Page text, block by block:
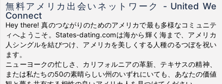
無料アメリカ出会いネットワーク - United We
Connect
Hey there! 真のつながりのためのアメリカで最も多様なコミュニテ
ィへようこそ。States-dating.comは海から輝く海まで、アメリカ
人シングルを結びつけ、アメリカを美しくする人種のるつぼを祝い
ます。
ニューヨークの忙しさ、カリフォルニアの革新、テキサスの精神、
または私たちの50の素晴らしい州のいずれにいても、あなたの価値